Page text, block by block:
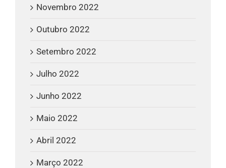
Novembro 2022
Outubro 2022
Setembro 2022
Julho 2022
Junho 2022
Maio 2022
Abril 2022
Março 2022